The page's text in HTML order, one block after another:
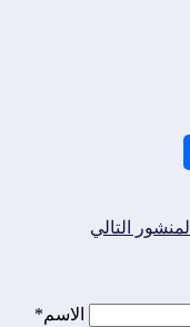
المنشور التالي
الاسم*